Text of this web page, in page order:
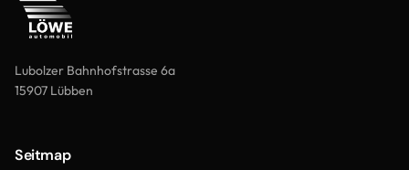
Lubolzer Bahnhofstrasse 6a
15907 Lübben
Seitmap